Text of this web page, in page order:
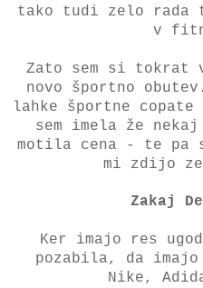
tako tudi zelo rada
v
Zato sem si tokrat
novo športno
lahke športne copate
sem imela že
motila cena - te pa
mi zdijo
Zakaj
Ker imajo res
pozabila, da
Nike,